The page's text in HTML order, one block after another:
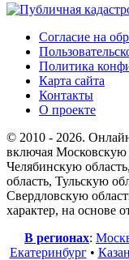
Согласие на
Политика
Карта сайта
Контакты
О проекте
© 2010 - 2026.
включая Московскую
Челябинскую
область, Тульскую
Свердловскую
характер, на основе
В регионах:
Екатеринбург•